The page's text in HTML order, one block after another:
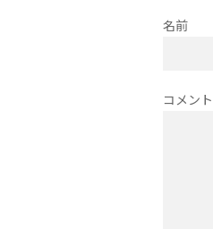
名前
コメント